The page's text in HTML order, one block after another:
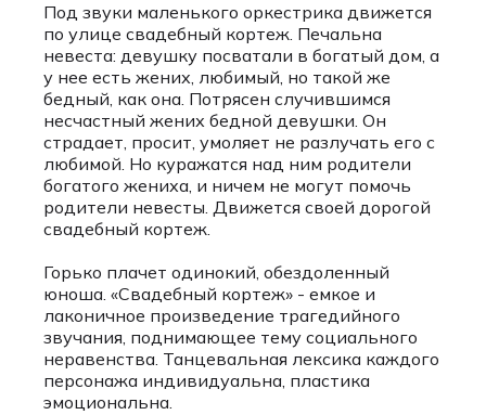
Под звуки маленького оркестрика движется
по улице свадебный кортеж. Печальна
невеста: девушку посватали в богатый дом, а
у нее есть жених, любимый, но такой же
бедный, как она. Потрясен случившимся
несчастный жених бедной девушки. Он
страдает, просит, умоляет не разлучать его с
любимой. Но куражатся над ним родители
богатого жениха, и ничем не могут помочь
родители невесты. Движется своей дорогой
свадебный кортеж.
Горько плачет одинокий, обездоленный
юноша. «Свадебный кортеж» - емкое и
лаконичное произведение трагедийного
звучания, поднимающее тему социального
неравенства. Танцевальная лексика каждого
персонажа индивидуальна, пластика
эмоциональна.